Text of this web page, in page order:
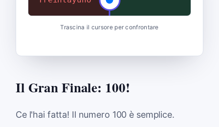
Trascina il cursore per confrontare
Il Gran Finale: 100!
Ce l'hai fatta! Il numero 100 è semplice.